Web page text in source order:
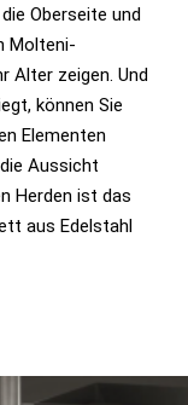
Oberseite und
Molteni-
Alter zeigen. Und
können Sie
Elementen
Aussicht
Herden ist das
aus Edelstahl